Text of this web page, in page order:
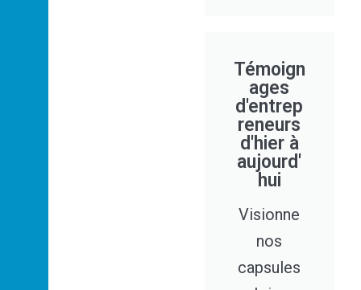
Témoign
ages
d'entrep
reneurs
d'hier à
aujourd'
hui
Visionne
nos
capsules